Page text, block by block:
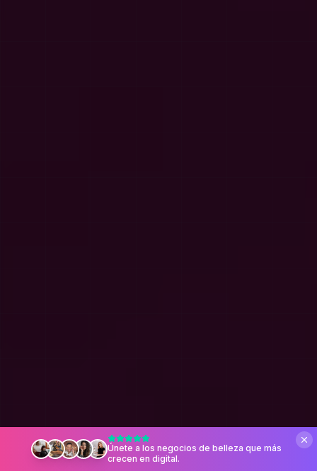
Únete a los negocios de belleza que más
crecen en digital.